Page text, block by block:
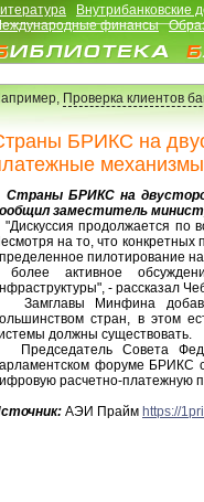
Внутрибанковские
финансы
Проверка клиентов
БРИКС на
механизмы
Страны БРИКС на
заместитель
"Дискуссия продолжается по
на то, что
пилотирование
активное
- рассказал
Замглавы Минфина
стран, в этом
должны существовать.
Председатель Совета
форуме БРИКС
расчетно-платежную
АЭИ Прайм https://